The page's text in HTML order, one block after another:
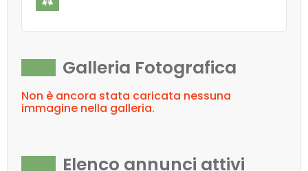
Galleria Fotografica
Non è ancora stata caricata nessuna
immagine nella galleria.
Elenco annunci attivi